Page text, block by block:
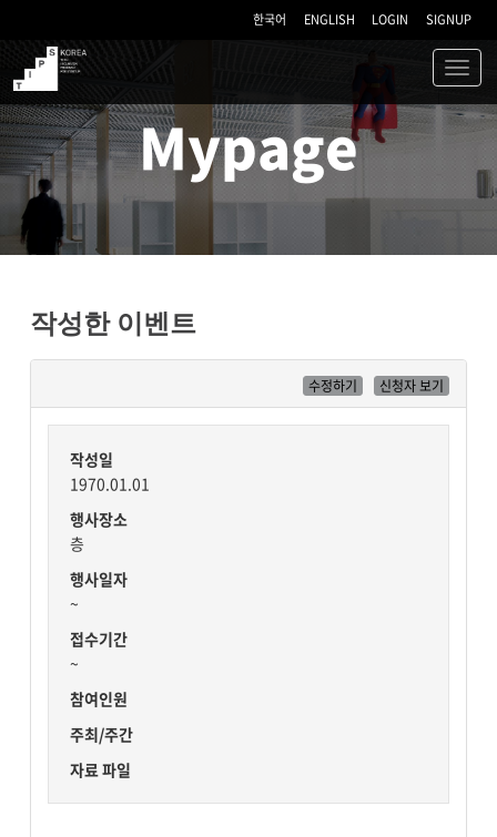
한국어 ENGLISH LOGIN SIGNUP
TIPS
Mypage
작성한 이벤트
수정하기 신청자 보기
작성일
1970.01.01
행사장소
층
행사일자
~
접수기간
~
참여인원
주최/주간
자료 파일